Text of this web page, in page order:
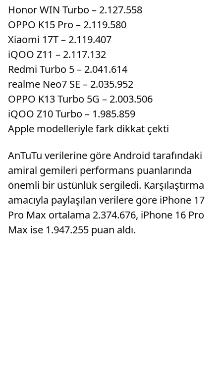
Honor WIN Turbo – 2.127.558
OPPO K15 Pro – 2.119.580
Xiaomi 17T – 2.119.407
iQOO Z11 – 2.117.132
Redmi Turbo 5 – 2.041.614
realme Neo7 SE – 2.035.952
OPPO K13 Turbo 5G – 2.003.506
iQOO Z10 Turbo – 1.985.859
Apple modelleriyle fark dikkat çekti
AnTuTu verilerine göre Android tarafındaki
amiral gemileri performans puanlarında
önemli bir üstünlük sergiledi. Karşılaştırma
amacıyla paylaşılan verilere göre iPhone 17
Pro Max ortalama 2.374.676, iPhone 16 Pro
Max ise 1.947.255 puan aldı.